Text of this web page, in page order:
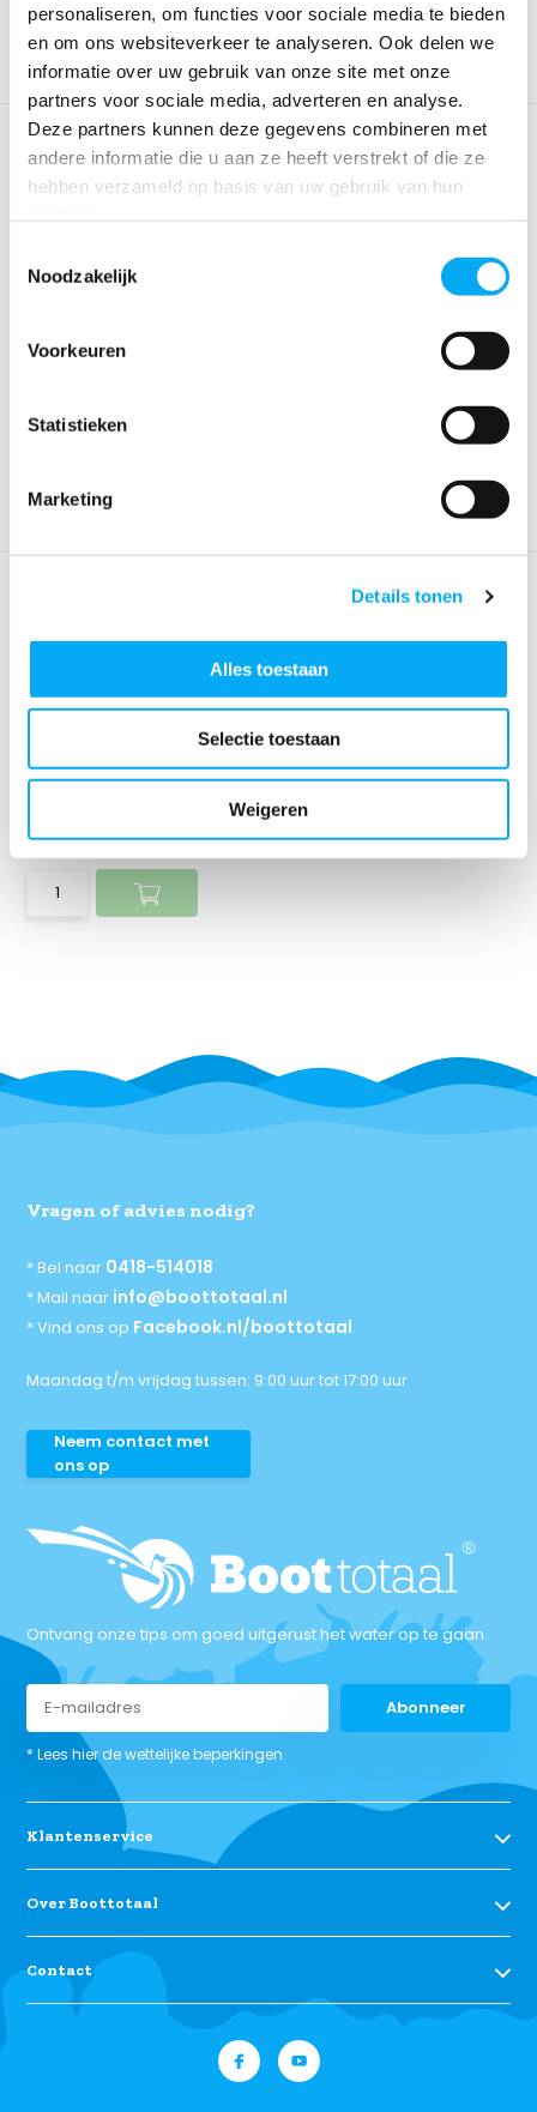
personaliseren, om functies voor sociale media te bieden
en om ons websiteverkeer te analyseren. Ook delen we
informatie over uw gebruik van onze site met onze
partners voor sociale media, adverteren en analyse.
Deze partners kunnen deze gegevens combineren met
andere informatie die u aan ze heeft verstrekt of die ze
hebben verzameld op basis van uw gebruik van hun
Noodzakelijk
Voorkeuren
Statistieken
Marketing
Details tonen
Alles toestaan
Selectie toestaan
Weigeren
Aansluit/bedradings kit
voor Marine Ampl...
€ 38,95 € 33,85
Speakerkabel 2 X 1.5mm2
€ 2,65
Vragen of advies nodig?
* Bel naar 0418-514018
* Mail naar info@boottotaal.nl
* Vind ons op Facebook.nl/boottotaal
Maandag t/m vrijdag tussen: 9:00 uur tot 17:00 uur
Neem contact met
ons op
Ontvang onze tips om goed uitgerust het water op te gaan.
Abonneer
* Lees hier de wettelijke beperkingen
Klantenservice
Over Boottotaal
Contact